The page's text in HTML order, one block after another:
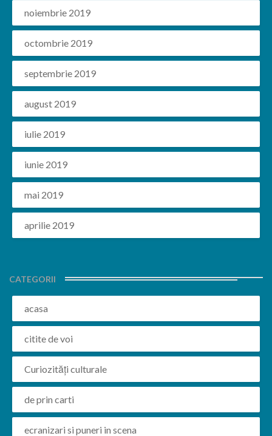
noiembrie 2019
octombrie 2019
septembrie 2019
august 2019
iulie 2019
iunie 2019
mai 2019
aprilie 2019
CATEGORII
acasa
citite de voi
Curiozități culturale
de prin carti
ecranizari si puneri in scena